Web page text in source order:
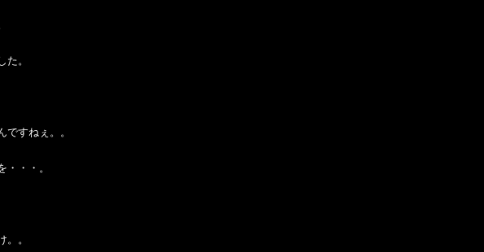
た。
ですねぇ。。
・・・。
。。